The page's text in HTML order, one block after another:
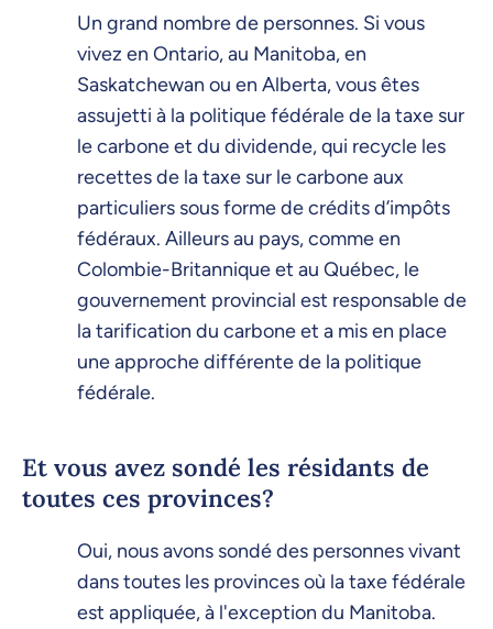
Un grand nombre de personnes. Si vous
vivez en Ontario, au Manitoba, en
Saskatchewan ou en Alberta, vous êtes
assujetti à la politique fédérale de la taxe sur
le carbone et du dividende, qui recycle les
recettes de la taxe sur le carbone aux
particuliers sous forme de crédits d’impôts
fédéraux. Ailleurs au pays, comme en
Colombie-Britannique et au Québec, le
gouvernement provincial est responsable de
la tarification du carbone et a mis en place
une approche différente de la politique
fédérale.
Et vous avez sondé les résidants de
toutes ces provinces?
Oui, nous avons sondé des personnes vivant
dans toutes les provinces où la taxe fédérale
est appliquée, à l'exception du Manitoba.